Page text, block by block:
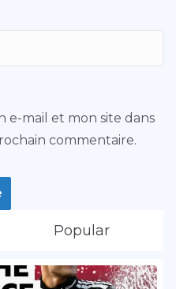
e-mail et mon site dans
commentaire.
Popular